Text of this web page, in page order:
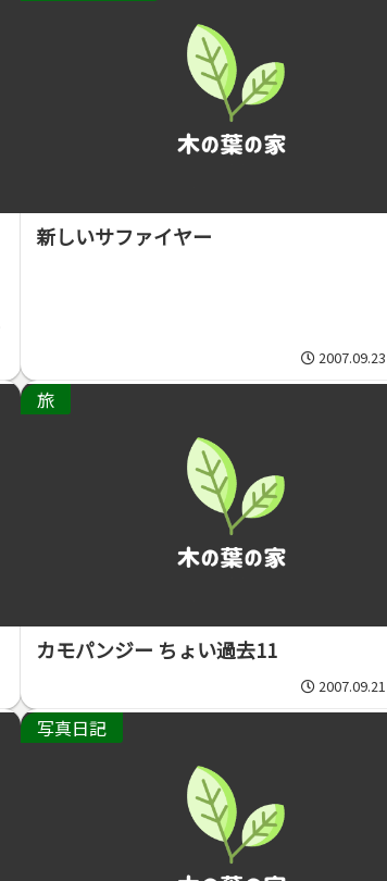
新しいサファイヤー
2007.09.23
旅
カモパンジー ちょい過去11
2007.09.21
写真日記